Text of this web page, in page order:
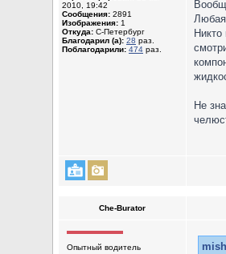
2010, 19:42
Сообщения: 2891
Изображения: 1
Откуда: С-Петербург
Благодарил (а): 28 раз.
Поблагодарили: 474 раз.
Любая
Не
Che-Burator
Опытный водитель